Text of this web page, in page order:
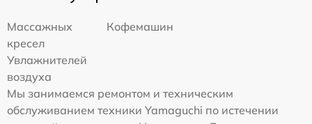
Массажных
кресел
Кофемашин
Увлажнителей
воздуха
Мы занимаемся ремонтом и техническим
обслуживанием техники Yamaguchi по истечении